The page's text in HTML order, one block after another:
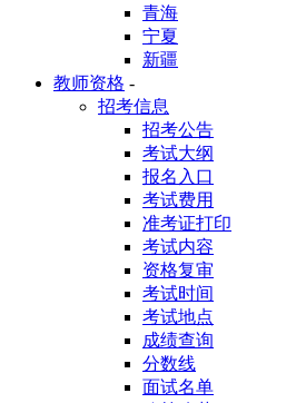
青海
宁夏
新疆
教师资格 -
招考信息
招考公告
考试大纲
报名入口
考试费用
准考证打印
考试内容
资格复审
考试时间
考试地点
成绩查询
分数线
面试名单